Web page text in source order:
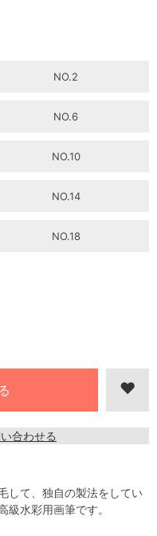
NO.2
NO.6
NO.10
NO.14
NO.18
合わせる
して、独自の製法をしてい
級水彩用画筆です。